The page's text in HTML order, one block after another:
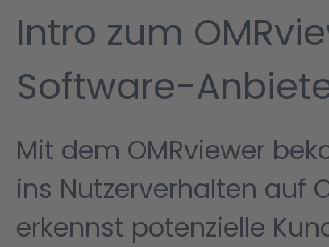
Intro zum
Software-
Mit dem OMRviewer
ins Nutzerverhalten auf
erkennst potenzielle